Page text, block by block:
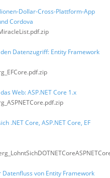
Dollar-Cross-Plattform-App
Cordova
Datenzugriff: Entity Framework
Web: ASP.NET Core 1.x
.NET Core, ASP.NET Core, EF
von Entity Framework